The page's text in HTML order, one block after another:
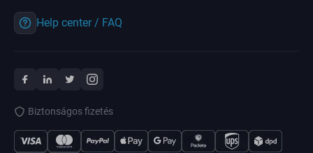
Help center / FAQ
Biztonságos fizetés